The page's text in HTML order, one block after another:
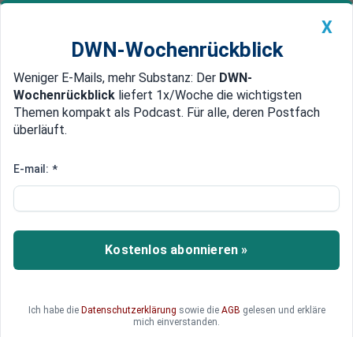
Newsticker MEIN DWN: Geldanlage Premium
Edelmetalle DWN-Magazin China
Euro-Krise im Anmarsch?
den Anfang vom Ende des Euro und welche
Folgen kommen auf uns zu?
X
DWN-Wochenrückblick
Weniger E-Mails, mehr Substanz: Der DWN-
Wochenrückblick liefert 1x/Woche die wichtigsten
Themen kompakt als Podcast. Für alle, deren Postfach
überläuft.
E-mail: *
Kostenlos abonnieren »
Ich habe die Datenschutzerklärung sowie die AGB gelesen und erkläre
mich einverstanden.